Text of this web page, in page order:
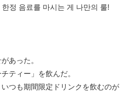
정 음료를 마시는 게 나만의 룰!
あった。
ティー」を飲んだ。
つも期間限定ドリンクを飲むのが